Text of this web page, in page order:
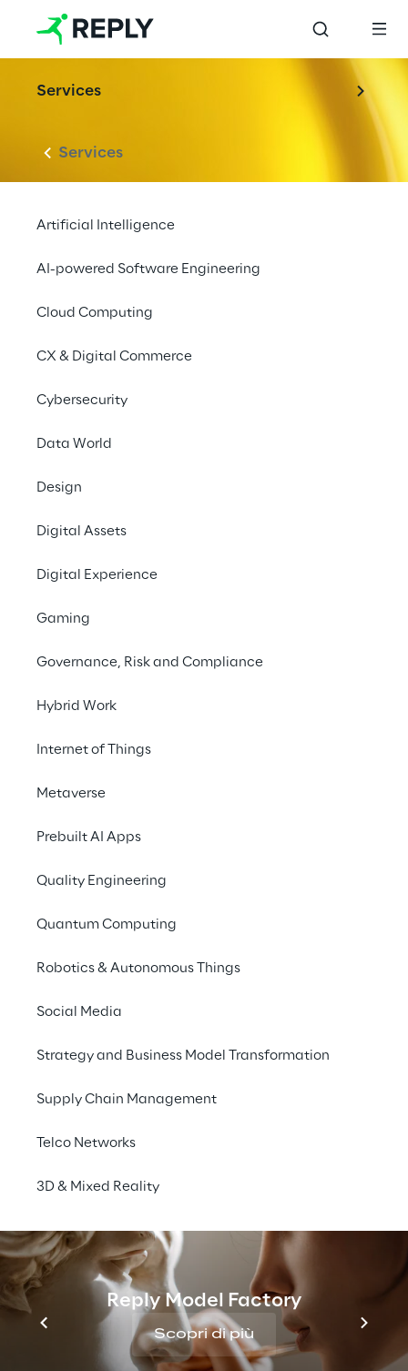
Services
Services
Artificial Intelligence
AI-powered Software Engineering
Cloud Computing
CX & Digital Commerce
Cybersecurity
Data World
Design
Digital Assets
Digital Experience
Gaming
Governance, Risk and Compliance
Hybrid Work
Internet of Things
Metaverse
Prebuilt AI Apps
Quality Engineering
Quantum Computing
Robotics & Autonomous Things
Social Media
Strategy and Business Model Transformation
Supply Chain Management
Telco Networks
3D & Mixed Reality
Reply Model Factory
Scopri di più
LIVE
Summit
Partecipa al Microsoft Security Summit e
stanno integrando l'AI al centro delle loro
strategie di cybersecurity, potenziando le
capacità di risposta alle minacce in uno
scenario di attacchi sempre più sofisticato.
Vodafone Theatre, Via Lorenteggio 240,
Italiano, Inglese